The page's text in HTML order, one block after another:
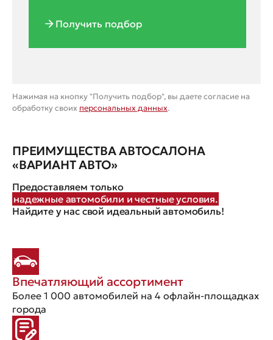
Получить подбор
Нажимая на кнопку "Получить подбор", вы даете согласие на
обработку своих персональных данных.
ПРЕИМУЩЕСТВА АВТОСАЛОНА
«ВАРИАНТ АВТО»
Предоставляем только
надежные автомобили и честные условия.
Найдите у нас свой идеальный автомобиль!
Впечатляющий ассортимент
Более 1 000 автомобилей на 4 офлайн-площадках
города